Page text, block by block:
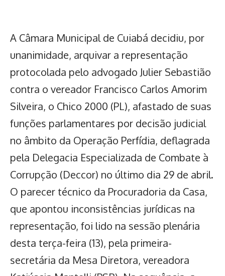
A Câmara Municipal de Cuiabá decidiu, por
unanimidade, arquivar a representação
protocolada pelo advogado Julier Sebastião
contra o vereador Francisco Carlos Amorim
Silveira, o Chico 2000 (PL), afastado de suas
funções parlamentares por decisão judicial
no âmbito da Operação Perfídia, deflagrada
pela Delegacia Especializada de Combate à
Corrupção (Deccor) no último dia 29 de abril.
O parecer técnico da Procuradoria da Casa,
que apontou inconsistências jurídicas na
representação, foi lido na sessão plenária
desta terça-feira (13), pela primeira-
secretária da Mesa Diretora, vereadora